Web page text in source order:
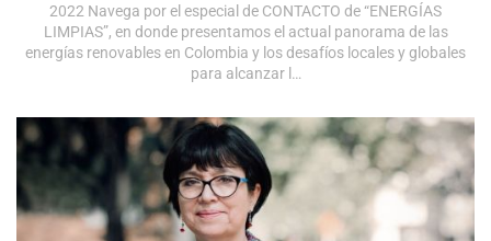
2022 Navega por el especial de CONTACTO de “ENERGÍAS
LIMPIAS”, en donde presentamos el actual panorama de las
energías renovables en Colombia y los desafíos locales y globales
para alcanzar l…